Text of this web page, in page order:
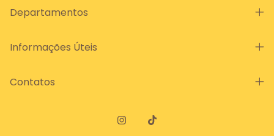
Departamentos
Informações Úteis
Contatos